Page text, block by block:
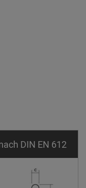
DIN EN 612